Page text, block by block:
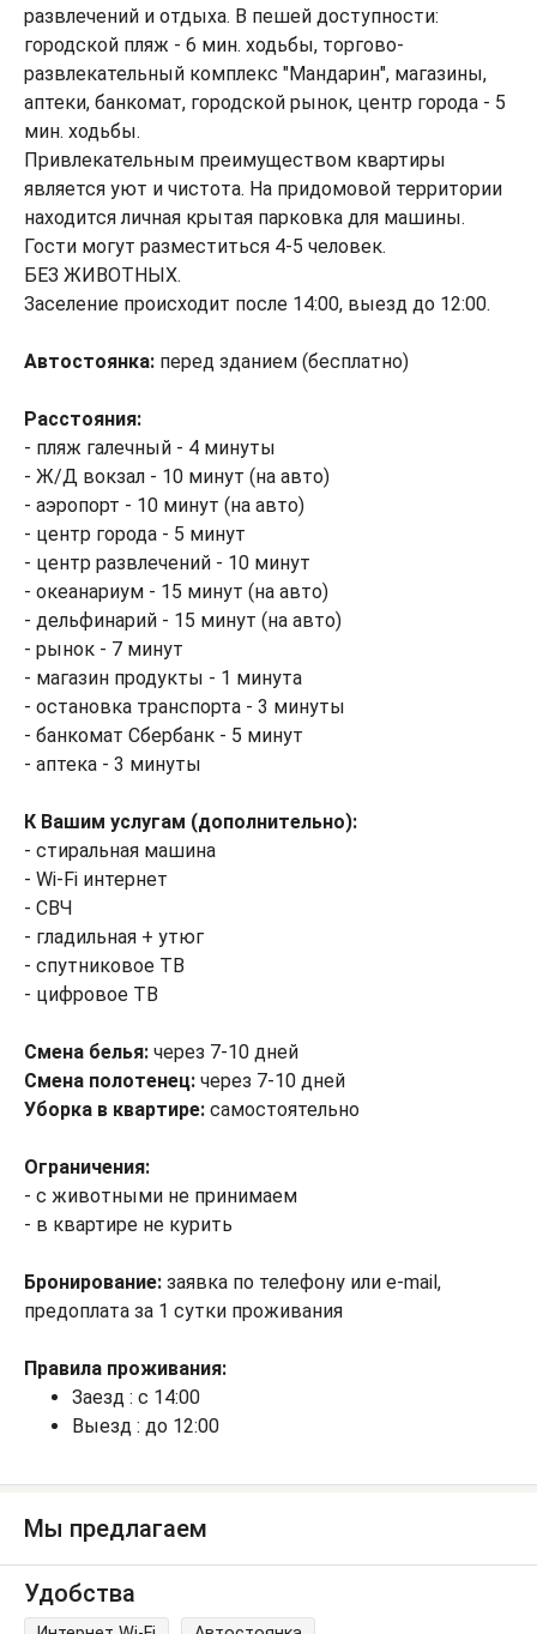
развлечений и отдыха. В пешей доступности:
городской пляж - 6 мин. ходьбы, торгово-
развлекательный комплекс "Мандарин", магазины,
аптеки, банкомат, городской рынок, центр города - 5
мин. ходьбы.
Привлекательным преимуществом квартиры
является уют и чистота. На придомовой территории
находится личная крытая парковка для машины.
Гости могут разместиться 4-5 человек.
БЕЗ ЖИВОТНЫХ.
Заселение происходит после 14:00, выезд до 12:00.
Автостоянка: перед зданием (бесплатно)
Расстояния:
- пляж галечный - 4 минуты
- Ж/Д вокзал - 10 минут (на авто)
- аэропорт - 10 минут (на авто)
- центр города - 5 минут
- центр развлечений - 10 минут
- океанариум - 15 минут (на авто)
- дельфинарий - 15 минут (на авто)
- рынок - 7 минут
- магазин продукты - 1 минута
- остановка транспорта - 3 минуты
- банкомат Сбербанк - 5 минут
- аптека - 3 минуты
К Вашим услугам (дополнительно):
- стиральная машина
- Wi-Fi интернет
- СВЧ
- гладильная + утюг
- спутниковое ТВ
- цифровое ТВ
Смена белья: через 7-10 дней
Смена полотенец: через 7-10 дней
Уборка в квартире: самостоятельно
Ограничения:
- с животными не принимаем
- в квартире не курить
Бронирование: заявка по телефону или e-mail,
предоплата за 1 сутки проживания
Правила проживания:
Заезд : с 14:00
Выезд : до 12:00
Мы предлагаем
Удобства